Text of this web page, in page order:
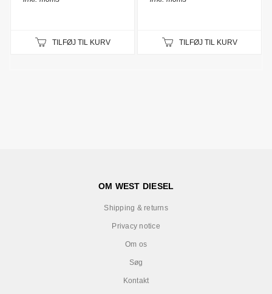
TILFØJ TIL KURV TILFØJ TIL KURV
OM WEST DIESEL
Shipping & returns
Privacy notice
Om os
Søg
Kontakt